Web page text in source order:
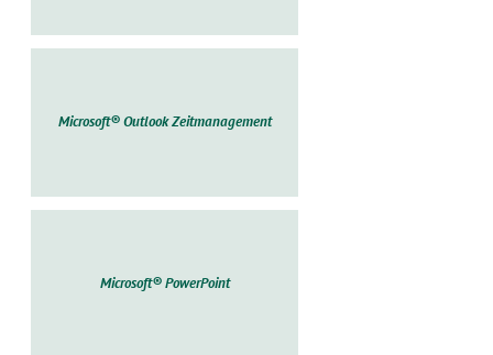
Microsoft® Outlook Zeitmanagement
Microsoft® PowerPoint